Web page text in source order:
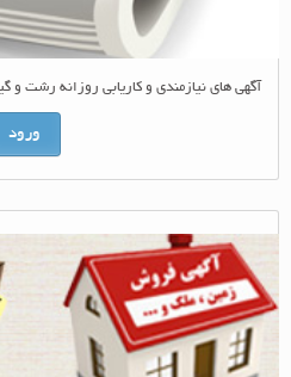
آگهی های نیازمندی و کاریابی روزانه رشت و گیلان
ورود